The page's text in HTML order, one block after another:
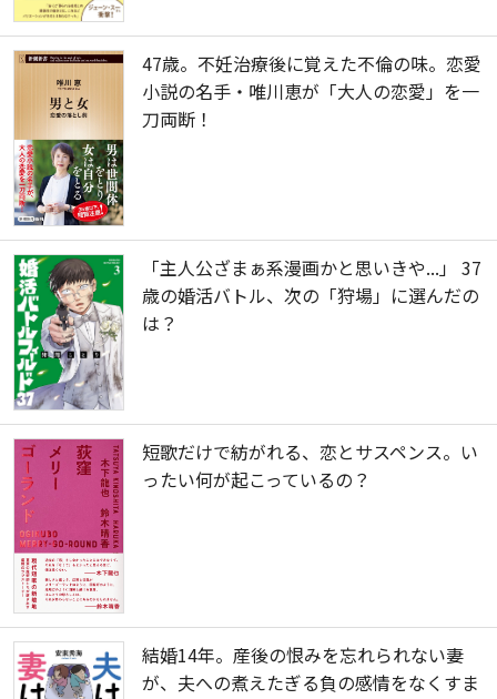
47歳。不妊治療後に覚えた不倫の味。恋愛
小説の名手・唯川恵が「大人の恋愛」を一
刀両断！
「主人公ざまぁ系漫画かと思いきや...」 37
歳の婚活バトル、次の「狩場」に選んだの
は？
短歌だけで紡がれる、恋とサスペンス。い
ったい何が起こっているの？
結婚14年。産後の恨みを忘れられない妻
が、夫への煮えたぎる負の感情をなくすま